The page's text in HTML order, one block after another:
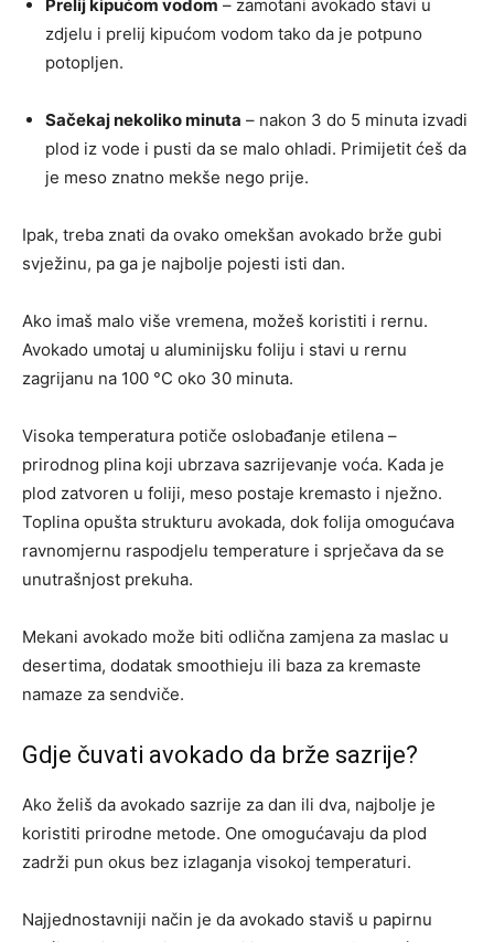
Prelij kipućom vodom – zamotani avokado stavi u
zdjelu i prelij kipućom vodom tako da je potpuno
potopljen.
Sačekaj nekoliko minuta – nakon 3 do 5 minuta izvadi
plod iz vode i pusti da se malo ohladi. Primijetit ćeš da
je meso znatno mekše nego prije.
Ipak, treba znati da ovako omekšan avokado brže gubi
svježinu, pa ga je najbolje pojesti isti dan.
Ako imaš malo više vremena, možeš koristiti i rernu.
Avokado umotaj u aluminijsku foliju i stavi u rernu
zagrijanu na 100 °C oko 30 minuta.
Visoka temperatura potiče oslobađanje etilena –
prirodnog plina koji ubrzava sazrijevanje voća. Kada je
plod zatvoren u foliji, meso postaje kremasto i nježno.
Toplina opušta strukturu avokada, dok folija omogućava
ravnomjernu raspodjelu temperature i sprječava da se
unutrašnjost prekuha.
Mekani avokado može biti odlična zamjena za maslac u
desertima, dodatak smoothieju ili baza za kremaste
namaze za sendviče.
Gdje čuvati avokado da brže sazrije?
Ako želiš da avokado sazrije za dan ili dva, najbolje je
koristiti prirodne metode. One omogućavaju da plod
zadrži pun okus bez izlaganja visokoj temperaturi.
Najjednostavniji način je da avokado staviš u papirnu